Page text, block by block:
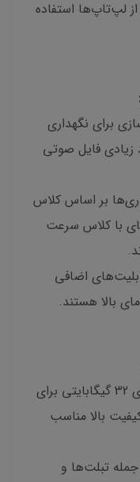
لپ‌تاپ‌ها استفاده
سازی برای نگهداری
زیادی فایل صوتی
بر اساس کلاس
با کلاس سرعت
اضافی
بالا هستند.
ذخیره سازی عکس و فیلم: مموری‌های 32 گیگابایتی برای
بالا مناسب
جمله تبلت‌ها و